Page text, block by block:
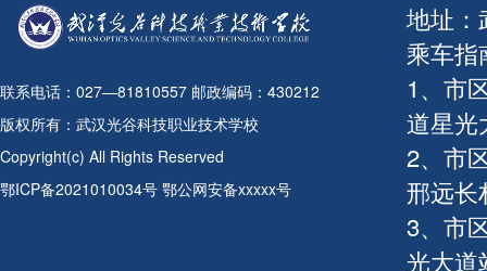
联系电话：027—81810557 邮政编码：430212
版权所有：武汉光谷科技职业技术学校
Copyright(c) All Rights Reserved
鄂ICP备2021010034号 鄂公网安备xxxxx号
地址：
乘车指
1、市
道星光
2、市
邢远长
3、市
光大道